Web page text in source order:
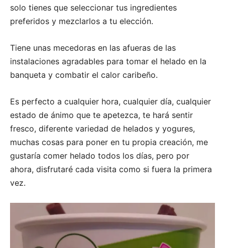
solo tienes que seleccionar tus ingredientes
preferidos y mezclarlos a tu elección.
Tiene unas mecedoras en las afueras de las
instalaciones agradables para tomar el helado en la
banqueta y combatir el calor caribeño.
Es perfecto a cualquier hora, cualquier día, cualquier
estado de ánimo que te apetezca, te hará sentir
fresco, diferente variedad de helados y yogures,
muchas cosas para poner en tu propia creación, me
gustaría comer helado todos los días, pero por
ahora, disfrutaré cada visita como si fuera la primera
vez.